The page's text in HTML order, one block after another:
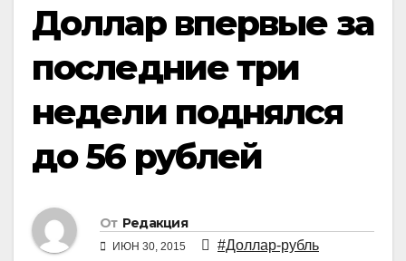
Доллар впервые за
последние три
недели поднялся
до 56 рублей
От Редакция
ИЮН 30, 2015 #Доллар-рубль